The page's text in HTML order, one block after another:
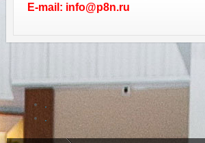
E-mail: info@p8n.ru